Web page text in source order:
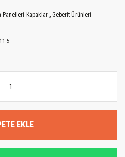
Panelleri-Kapaklar ,Geberit Ürünleri
EKLE